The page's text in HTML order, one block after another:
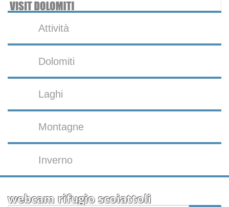
Attività
Dolomiti
Laghi
Montagne
Inverno
webcam rifugio scoiattoli